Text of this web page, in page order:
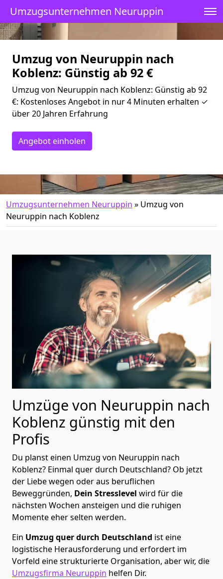
Umzugsunternehmen Neuruppin
Umzug von Neuruppin nach
Koblenz: Günstig ab 92 €
Umzug von Neuruppin nach Koblenz: Günstig ab 92
€: Kostenloses Angebot in nur 4 Minuten erhalten ✓
über 20 Jahren Erfahrung
Angebot einholen
Umzugsunternehmen Neuruppin » Umzug von
Neuruppin nach Koblenz
Umzüge von Neuruppin nach
Koblenz günstig mit den
Profis
Du planst einen Umzug von Neuruppin nach
Koblenz? Einmal quer durch Deutschland? Ob jetzt
der Liebe wegen oder aus beruflichen
Beweggründen, Dein Stresslevel wird für die
nächsten Wochen ansteigen und die ruhigen
Momente eher selten werden.
Ein Umzug quer durch Deutschland ist eine
logistische Herausforderung und erfordert im
Vorfeld eine strukturierte Organisation, aber wir, die
Umzugsfirma Neuruppin helfen Dir.